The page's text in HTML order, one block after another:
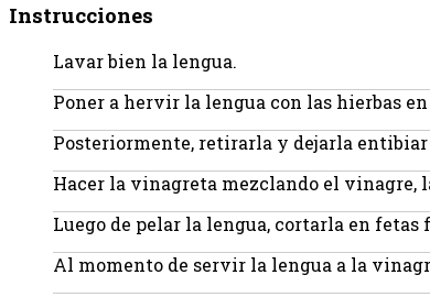
Instrucciones
Lavar bien la lengua.
Poner a hervir la lengua con las hierbas
Posteriormente, retirarla y dejarla
Hacer la vinagreta mezclando el vinagre,
Luego de pelar la lengua, cortarla en
Al momento de servir la lengua a la